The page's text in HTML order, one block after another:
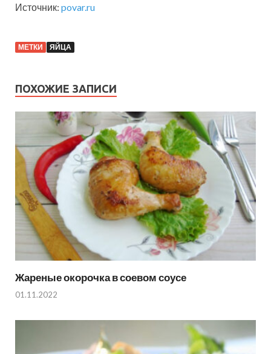
Источник: povar.ru
МЕТКИ ЯЙЦА
ПОХОЖИЕ ЗАПИСИ
Жареные окорочка в соевом соусе
01.11.2022